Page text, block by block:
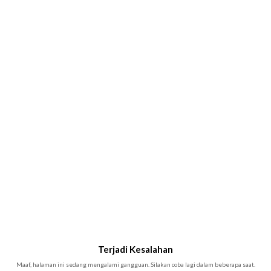
Terjadi Kesalahan
Maaf, halaman ini sedang mengalami gangguan. Silakan coba lagi dalam beberapa saat.